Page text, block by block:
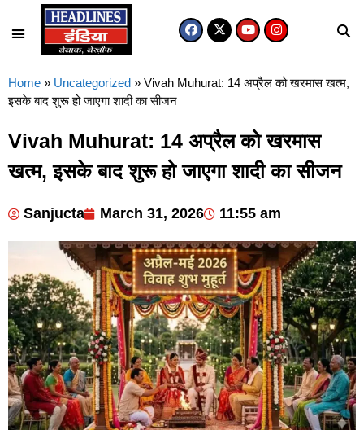
Home » Uncategorized » Vivah Muhurat: 14 अप्रैल को खरमास खत्म,
इसके बाद शुरू हो जाएगा शादी का सीजन
Vivah Muhurat: 14 अप्रैल को खरमास
खत्म, इसके बाद शुरू हो जाएगा शादी का सीजन
Sanjucta March 31, 2026 11:55 am